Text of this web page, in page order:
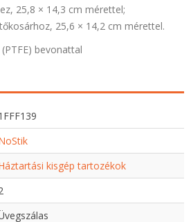
25,8 × 14,3 cm mérettel;
25,6 × 14,2 cm mérettel.
bevonattal
kisgép tartozékok